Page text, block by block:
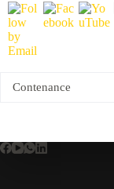
Contenance